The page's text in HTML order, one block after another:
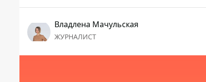
Владлена Мачульская
ЖУРНАЛИСТ